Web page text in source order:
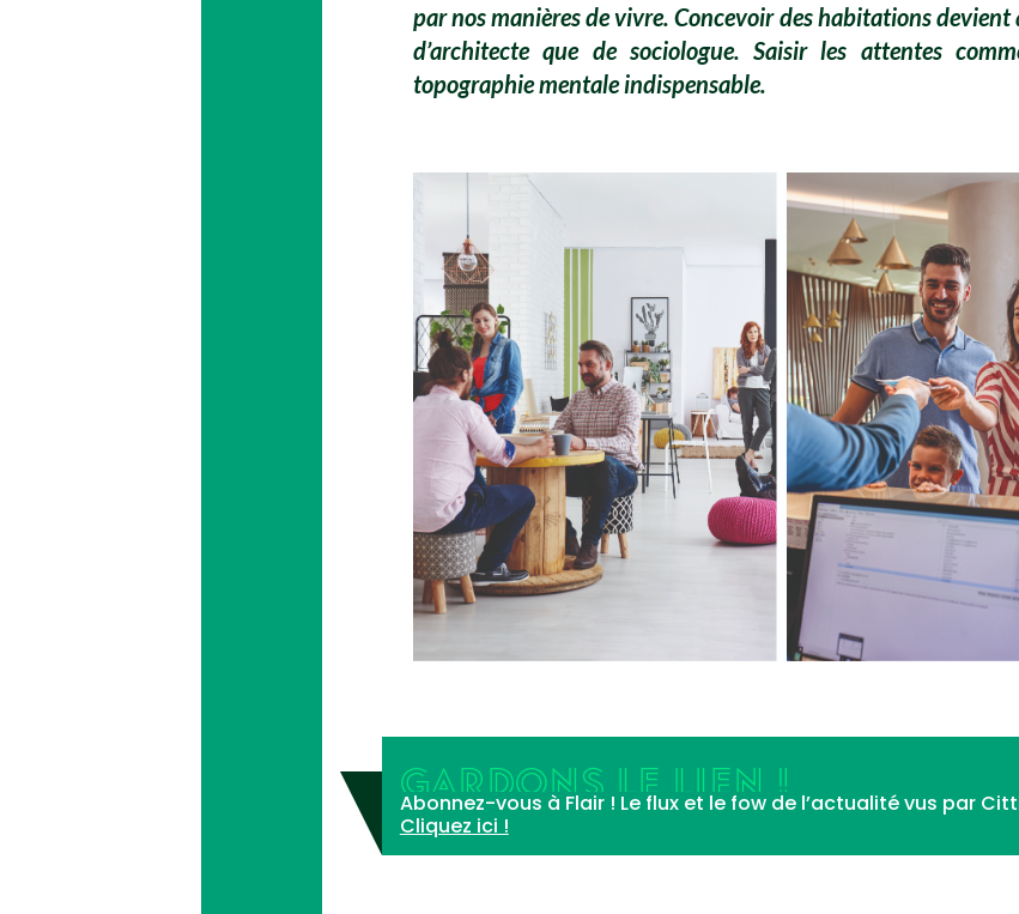
par nos manières de vivre. Concevoir des habitations
d’architecte que de sociologue. Saisir les attentes
topographie mentale indispensable.
GARDONS LE LIEN !
Abonnez-vous à Flair ! Le flux et le fow de l’actualité vus par
Cliquez ici !